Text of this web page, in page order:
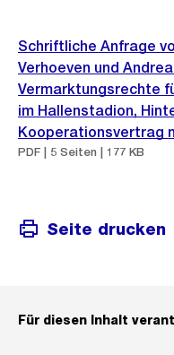
Schriftliche Anfrage
Verhoeven und
Vermarktungsrechte
im Hallenstadion,
Kooperationsvertrag
PDF | 5 Seiten | 177 KB
Seite drucken
Für diesen Inhalt